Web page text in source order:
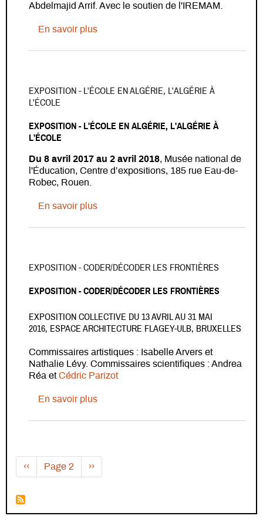
Abdelmajid Arrif. Avec le soutien de l'IREMAM.
En savoir plussur Exposition - Des manuscrits entre
EXPOSITION - L'ÉCOLE EN ALGÉRIE, L'ALGÉRIE À
L'ÉCOLE
EXPOSITION - L'ÉCOLE EN ALGÉRIE, L'ALGÉRIE À
L'ÉCOLE
Du 8 avril 2017 au 2 avril 2018, Musée national de
l'Éducation, Centre d’expositions, 185 rue Eau-de-
Robec, Rouen.
En savoir plussur Exposition - L'école en Algérie,
EXPOSITION - CODER/DÉCODER LES FRONTIÈRES
EXPOSITION - CODER/DÉCODER LES FRONTIÈRES
EXPOSITION COLLECTIVE DU 13 AVRIL AU 31 MAI
2016, ESPACE ARCHITECTURE FLAGEY-ULB, BRUXELLES
Commissaires artistiques : Isabelle Arvers et
Nathalie Lévy. Commissaires scientifiques : Andrea
Réa etCédric Parizot
En savoir plussur Exposition - Coder/Décoder les
Page précédente
‹‹ Page 2 Page suivante
››